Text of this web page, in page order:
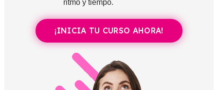
ritmo y tiempo.
¡INICIA TU CURSO AHORA!